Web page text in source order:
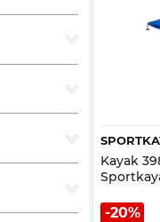
Kayak
20%